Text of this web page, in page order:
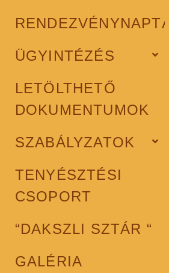
ÜGYINTÉZÉS
open
LETÖLTHETŐ
DOKUMENTUMOK
SZABÁLYZATOK
open
TENYÉSZTÉSI
CSOPORT
“DAKSZLI SZTÁR “
GALÉRIA